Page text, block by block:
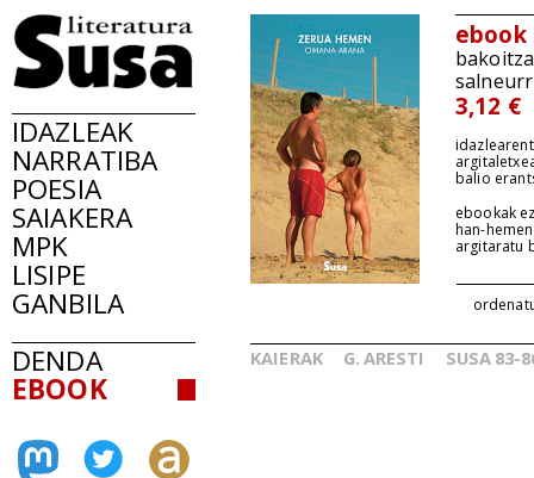
IDAZLEAK
NARRATIBA
POESIA
SAIAKERA
MPK
LISIPE
GANBILA
DENDA
EBOOK
ebook
3,12 €
balio
ebookak
han-
argitaratu
KAIERAK G. ARESTI SUSA 83-